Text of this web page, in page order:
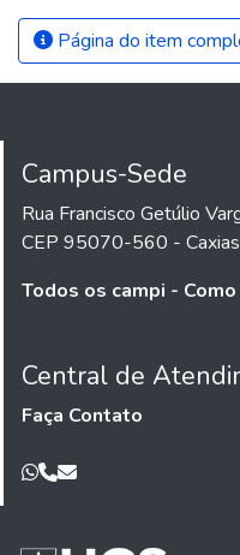
Página do item
Campus-Sede
Rua Francisco Getúlio
CEP 95070-560 -
Todos os campi -
Central de
Faça Contato